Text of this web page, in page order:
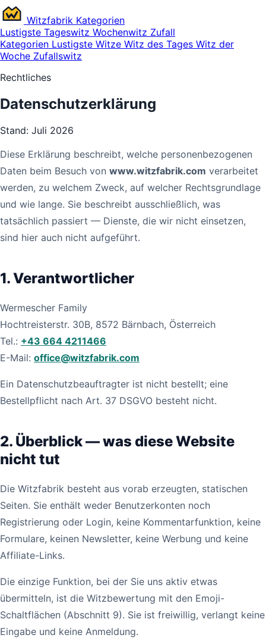
Witzfabrik Kategorien
Lustigste Tageswitz Wochenwitz Zufall
Kategorien Lustigste Witze Witz des Tages Witz der
Woche Zufallswitz
Rechtliches
Datenschutzerklärung
Stand: Juli 2026
Diese Erklärung beschreibt, welche personenbezogenen
Daten beim Besuch von www.witzfabrik.com verarbeitet
werden, zu welchem Zweck, auf welcher Rechtsgrundlage
und wie lange. Sie beschreibt ausschließlich, was
tatsächlich passiert — Dienste, die wir nicht einsetzen,
sind hier auch nicht aufgeführt.
1. Verantwortlicher
Wermescher Family
Hochtreisterstr. 30B, 8572 Bärnbach, Österreich
Tel.: +43 664 4211466
E-Mail: office@witzfabrik.com
Ein Datenschutzbeauftragter ist nicht bestellt; eine
Bestellpflicht nach Art. 37 DSGVO besteht nicht.
2. Überblick — was diese Website
nicht tut
Die Witzfabrik besteht aus vorab erzeugten, statischen
Seiten. Sie enthält weder Benutzerkonten noch
Registrierung oder Login, keine Kommentarfunktion, keine
Formulare, keinen Newsletter, keine Werbung und keine
Affiliate-Links.
Die einzige Funktion, bei der Sie uns aktiv etwas
übermitteln, ist die Witzbewertung mit den Emoji-
Schaltflächen (Abschnitt 9). Sie ist freiwillig, verlangt keine
Eingabe und keine Anmeldung.